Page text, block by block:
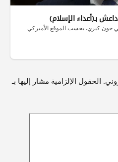
بـ(أعداء الإسلام)
جون كيري. بحسب الموقع الأميركي
الحقول الإلزامية مشار إليها بـ